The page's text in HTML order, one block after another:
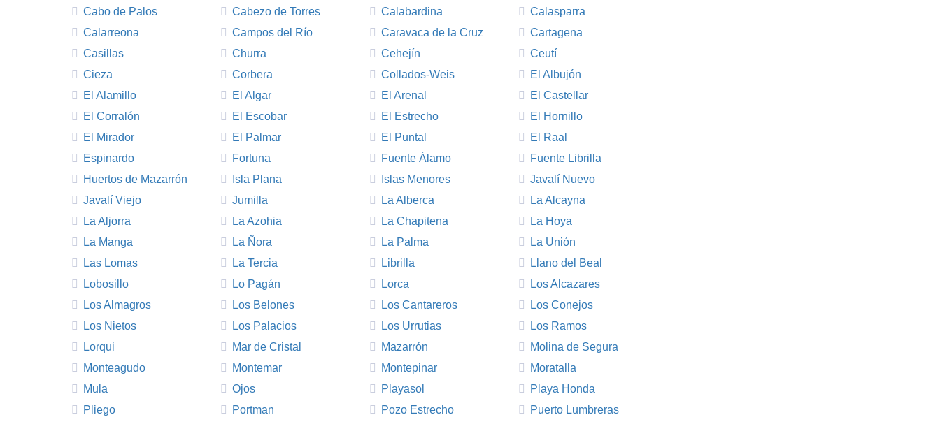
Cabo de Palos
Cabezo de Torres Calabardina
Calasparra
Calarreona
Campos del Río Caravaca de la Cruz
Cartagena
Casillas
Churra Cehejín
Ceutí
Cieza
Corbera Collados-Weis
El Albujón
El Alamillo
El Algar El Arenal
El Castellar
El Corralón
El Escobar El Estrecho
El Hornillo
El Mirador
El Palmar El Puntal
El Raal
Espinardo
Fortuna Fuente Álamo
Fuente Librilla
Huertos de Mazarrón
Isla Plana Islas Menores
Javalí Nuevo
Javalí Viejo
Jumilla La Alberca
La Alcayna
La Aljorra
La Azohia La Chapitena
La Hoya
La Manga
La Ñora La Palma
La Unión
Las Lomas
La Tercia Librilla
Llano del Beal
Lobosillo
Lo Pagán Lorca
Los Alcazares
Los Almagros
Los Belones Los Cantareros
Los Conejos
Los Nietos
Los Palacios Los Urrutias
Los Ramos
Lorqui
Mar de Cristal Mazarrón
Molina de Segura
Monteagudo
Montemar Montepinar
Moratalla
Mula
Ojos Playasol
Playa Honda
Pliego
Portman Pozo Estrecho Puerto Lumbreras